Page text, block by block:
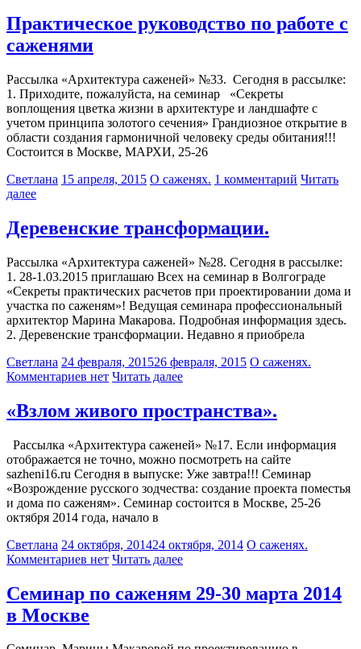
Практическое руководство по работе с
саженями
Рассылка «Архитектура саженей» №33. Сегодня в рассылке:
1. Приходите, пожалуйста, на семинар «Секреты
воплощения цветка жизни в архитектуре и ландшафте с
учетом принципа золотого сечения» Грандиозное открытие в
области создания гармоничной человеку среды обитания!!!
Состоится в Москве, МАРХИ, 25-26
Светлана 15 апреля, 2015 О саженях. 1 комментарий Читать
далее
Деревенские трансформации.
Рассылка «Архитектура саженей» №28. Сегодня в рассылке:
1. 28-1.03.2015 приглашаю Всех на семинар в Волгограде
«Секреты практических расчетов при проектировании дома и
участка по саженям»! Ведущая семинара профессиональный
архитектор Марина Макарова. Подробная информация здесь.
2. Деревенские трансформации. Недавно я приобрела
Светлана 24 февраля, 201526 февраля, 2015 О саженях.
Комментариев нет Читать далее
«Взлом живого пространства».
Рассылка «Архитектура саженей» №17. Если информация
отображается не точно, можно посмотреть на сайте
sazheni16.ru Сегодня в выпуске: Уже завтра!!! Семинар
«Возрождение русского зодчества: создание проекта поместья
и дома по саженям». Семинар состоится в Москве, 25-26
октября 2014 года, начало в
Светлана 24 октября, 201424 октября, 2014 О саженях.
Комментариев нет Читать далее
Семинар по саженям 29-30 марта 2014
в Москве